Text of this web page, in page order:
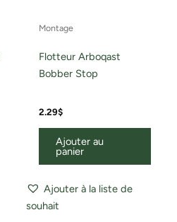
Montage
Flotteur Arboqast
Bobber Stop
2.29$
Ajouter au
panier
Ajouter à la liste de
souhait